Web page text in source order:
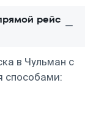
рейс
в Чульман с
способами: